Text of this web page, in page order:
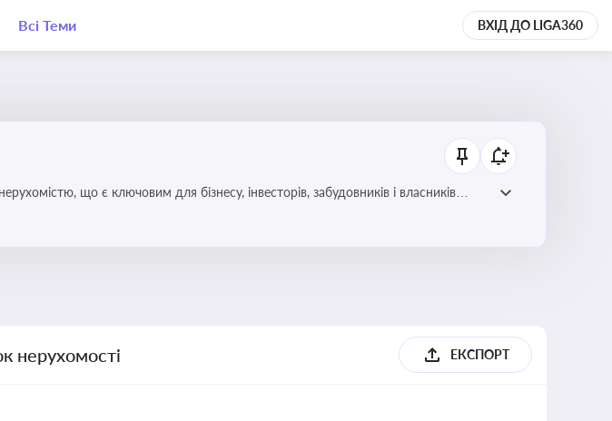
Всі Теми ВХІД ДО LIGA360
що є ключовим для бізнесу, інвесторів, забудовників і власників
нерухомості ЕКСПОРТ